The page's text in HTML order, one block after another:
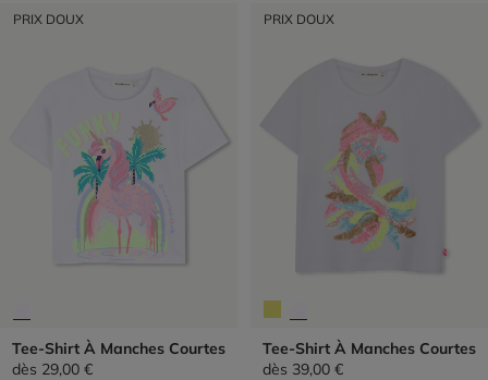
PRIX DOUX
Tee-Shirt À Manches Courtes
dès 29,00 €
PRIX DOUX
Tee-Shirt À Manches Courtes
dès 39,00 €